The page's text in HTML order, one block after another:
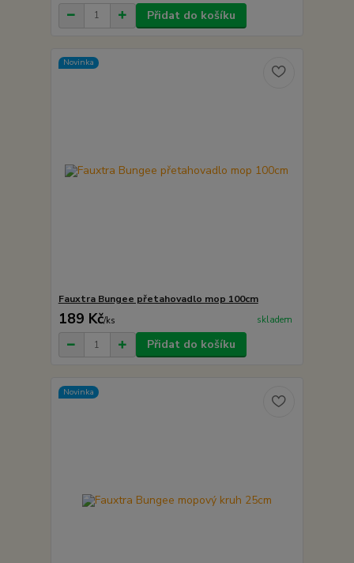
Přidat do košíku
Novinka
Fauxtra Bungee přetahovadlo mop 100cm
189 Kč/ks skladem
Přidat do košíku
Novinka